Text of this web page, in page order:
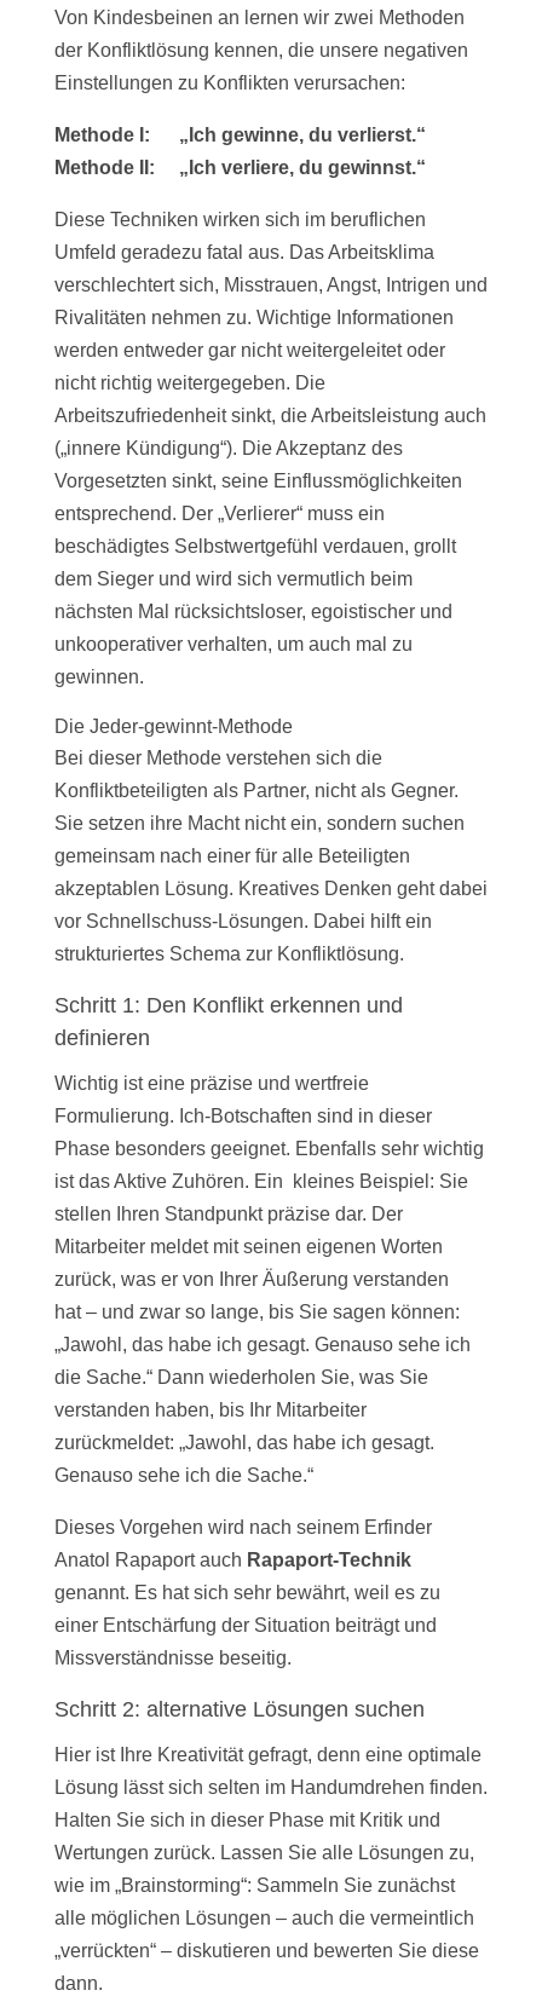
Von Kindesbeinen an lernen wir zwei Methoden
der Konfliktlösung kennen, die unsere negativen
Einstellungen zu Konflikten verursachen:
Methode I: „Ich gewinne, du verlierst.“
Methode II: „Ich verliere, du gewinnst.“
Diese Techniken wirken sich im beruflichen
Umfeld geradezu fatal aus. Das Arbeitsklima
verschlechtert sich, Misstrauen, Angst, Intrigen und
Rivalitäten nehmen zu. Wichtige Informationen
werden entweder gar nicht weitergeleitet oder
nicht richtig weitergegeben. Die
Arbeitszufriedenheit sinkt, die Arbeitsleistung auch
(„innere Kündigung“). Die Akzeptanz des
Vorgesetzten sinkt, seine Einflussmöglichkeiten
entsprechend. Der „Verlierer“ muss ein
beschädigtes Selbstwertgefühl verdauen, grollt
dem Sieger und wird sich vermutlich beim
nächsten Mal rücksichtsloser, egoistischer und
unkooperativer verhalten, um auch mal zu
gewinnen.
Die Jeder-gewinnt-Methode
Bei dieser Methode verstehen sich die
Konfliktbeteiligten als Partner, nicht als Gegner.
Sie setzen ihre Macht nicht ein, sondern suchen
gemeinsam nach einer für alle Beteiligten
akzeptablen Lösung. Kreatives Denken geht dabei
vor Schnellschuss-Lösungen. Dabei hilft ein
strukturiertes Schema zur Konfliktlösung.
Schritt 1: Den Konflikt erkennen und
definieren
Wichtig ist eine präzise und wertfreie
Formulierung. Ich-Botschaften sind in dieser
Phase besonders geeignet. Ebenfalls sehr wichtig
ist das Aktive Zuhören. Ein kleines Beispiel: Sie
stellen Ihren Standpunkt präzise dar. Der
Mitarbeiter meldet mit seinen eigenen Worten
zurück, was er von Ihrer Äußerung verstanden
hat – und zwar so lange, bis Sie sagen können:
„Jawohl, das habe ich gesagt. Genauso sehe ich
die Sache.“ Dann wiederholen Sie, was Sie
verstanden haben, bis Ihr Mitarbeiter
zurückmeldet: „Jawohl, das habe ich gesagt.
Genauso sehe ich die Sache.“
Dieses Vorgehen wird nach seinem Erfinder
Anatol Rapaport auch Rapaport-Technik
genannt. Es hat sich sehr bewährt, weil es zu
einer Entschärfung der Situation beiträgt und
Missverständnisse beseitig.
Schritt 2: alternative Lösungen suchen
Hier ist Ihre Kreativität gefragt, denn eine optimale
Lösung lässt sich selten im Handumdrehen finden.
Halten Sie sich in dieser Phase mit Kritik und
Wertungen zurück. Lassen Sie alle Lösungen zu,
wie im „Brainstorming“: Sammeln Sie zunächst
alle möglichen Lösungen – auch die vermeintlich
„verrückten“ – diskutieren und bewerten Sie diese
dann.